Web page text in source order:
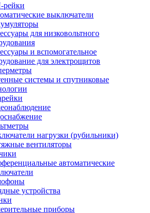
рейки
выключатели
для низковольтного
и вспомогательное
для электрощитов
системы и спутниковые
нагрузки (рубильники)
вентиляторы
автоматические
устройства
приборы